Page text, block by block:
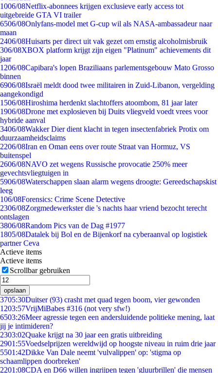
1006/08Netflix-abonnees krijgen exclusieve early access tot
uitgebreide GTA VI trailer
6506/08Onlyfans-model met G-cup wil als NASA-ambassadeur naar
maan
2406/08Huisarts per direct uit vak gezet om ernstig alcoholmisbruik
306/08XBOX platform krijgt zijn eigen "Platinum" achievements dit
jaar
1206/08Capibara's lopen Braziliaans parlementsgebouw Mato Grosso
binnen
6906/08Israël meldt dood twee militairen in Zuid-Libanon, vergelding
aangekondigd
1506/08Hiroshima herdenkt slachtoffers atoombom, 81 jaar later
1906/08Drone met explosieven bij Duits vliegveld voedt vrees voor
hybride aanval
3406/08Wakker Dier dient klacht in tegen insectenfabriek Protix om
duurzaamheidsclaims
2206/08Iran en Oman eens over route Straat van Hormuz, VS
buitenspel
2606/08NAVO zet wegens Russische provocatie 250% meer
gevechtsvliegtuigen in
5906/08Waterschappen slaan alarm wegens droogte: Gereedschapskist
leeg
106/08Forensics: Crime Scene Detective
2306/08Zorgmedewerkster die 's nachts haar vriend bezocht terecht
ontslagen
3806/08Random Pics van de Dag #1977
1805/08Datalek bij Bol en de Bijenkorf na cyberaanval op logistiek
partner Ceva
Actieve items
Actieve items
Scrollbar gebruiken
opslaan
3705:30Duitser (93) crasht met quad tegen boom, vier gewonden
1203:57VrijMiBabes #316 (not very sfw!)
6503:26Meer agressie tegen een andersluidende politieke mening, laat
jij je intimideren?
2303:02Quake krijgt na 30 jaar een gratis uitbreiding
2901:55Voedselprijzen wereldwijd op hoogste niveau in ruim drie jaar
5501:42Dikke Van Dale neemt 'vulvalippen' op: 'stigma op
schaamlippen doorbreken'
2201:08CDA en D66 willen ingrijpen tegen 'gluurbrillen' die mensen